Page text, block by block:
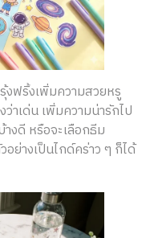
ฟริ้งเพิ่มความสวยหรู
ว่าเด่น เพิ่มความน่ารักไป
งดี หรือจะเลือกธีม
ย่างเป็นไกด์คร่าว ๆ ก็ได้